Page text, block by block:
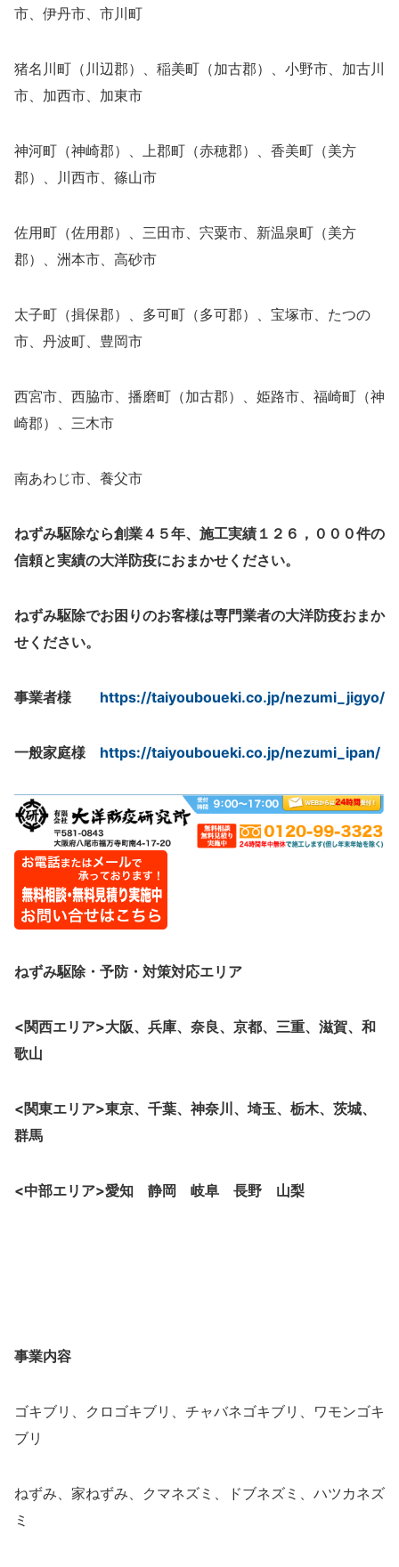
市、伊丹市、市川町
猪名川町（川辺郡）、稲美町（加古郡）、小野市、加古川
市、加西市、加東市
神河町（神崎郡）、上郡町（赤穂郡）、香美町（美方
郡）、川西市、篠山市
佐用町（佐用郡）、三田市、宍粟市、新温泉町（美方
郡）、洲本市、高砂市
太子町（揖保郡）、多可町（多可郡）、宝塚市、たつの
市、丹波町、豊岡市
西宮市、西脇市、播磨町（加古郡）、姫路市、福崎町（神
崎郡）、三木市
南あわじ市、養父市
ねずみ駆除なら創業４５年、施工実績１２６，０００件の
信頼と実績の大洋防疫におまかせください。
ねずみ駆除でお困りのお客様は専門業者の大洋防疫おまか
せください。
事業者様 https://taiyouboueki.co.jp/nezumi_jigyo/
一般家庭様 https://taiyouboueki.co.jp/nezumi_ipan/
ねずみ駆除・予防・対策対応エリア
<関西エリア>大阪、 兵庫、奈良、京都、三重、滋賀、和
歌山
<関東エリア>東京、千葉、神奈川、埼玉、栃木、茨城、
群馬
<中部エリア>愛知 静岡 岐阜 長野 山梨
事業内容
ゴキブリ、クロゴキブリ、チャバネゴキブリ、ワモンゴキ
ブリ
ねずみ、家ねずみ、クマネズミ、ドブネズミ、ハツカネズ
ミ